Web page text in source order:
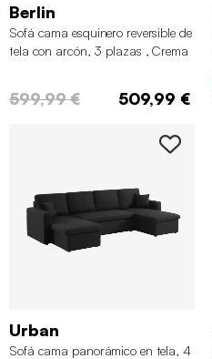
Berlin
Sofá cama esquinero reversible de
tela con arcón, 3 plazas , Crema
599,99 € 509,99 €
Urban
Sofá cama panorámico en tela, 4